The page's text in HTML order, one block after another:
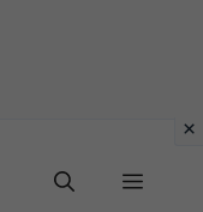
Menu